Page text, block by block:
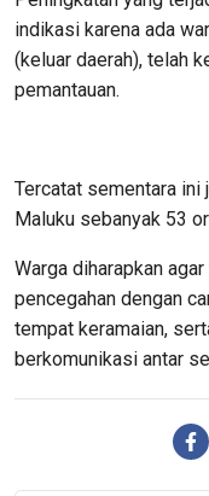
indikasi karena ada
(keluar daerah), telah
pemantauan.
Tercatat sementara ini
Maluku sebanyak 53
Warga diharapkan
pencegahan dengan
tempat keramaian,
berkomunikasi antar